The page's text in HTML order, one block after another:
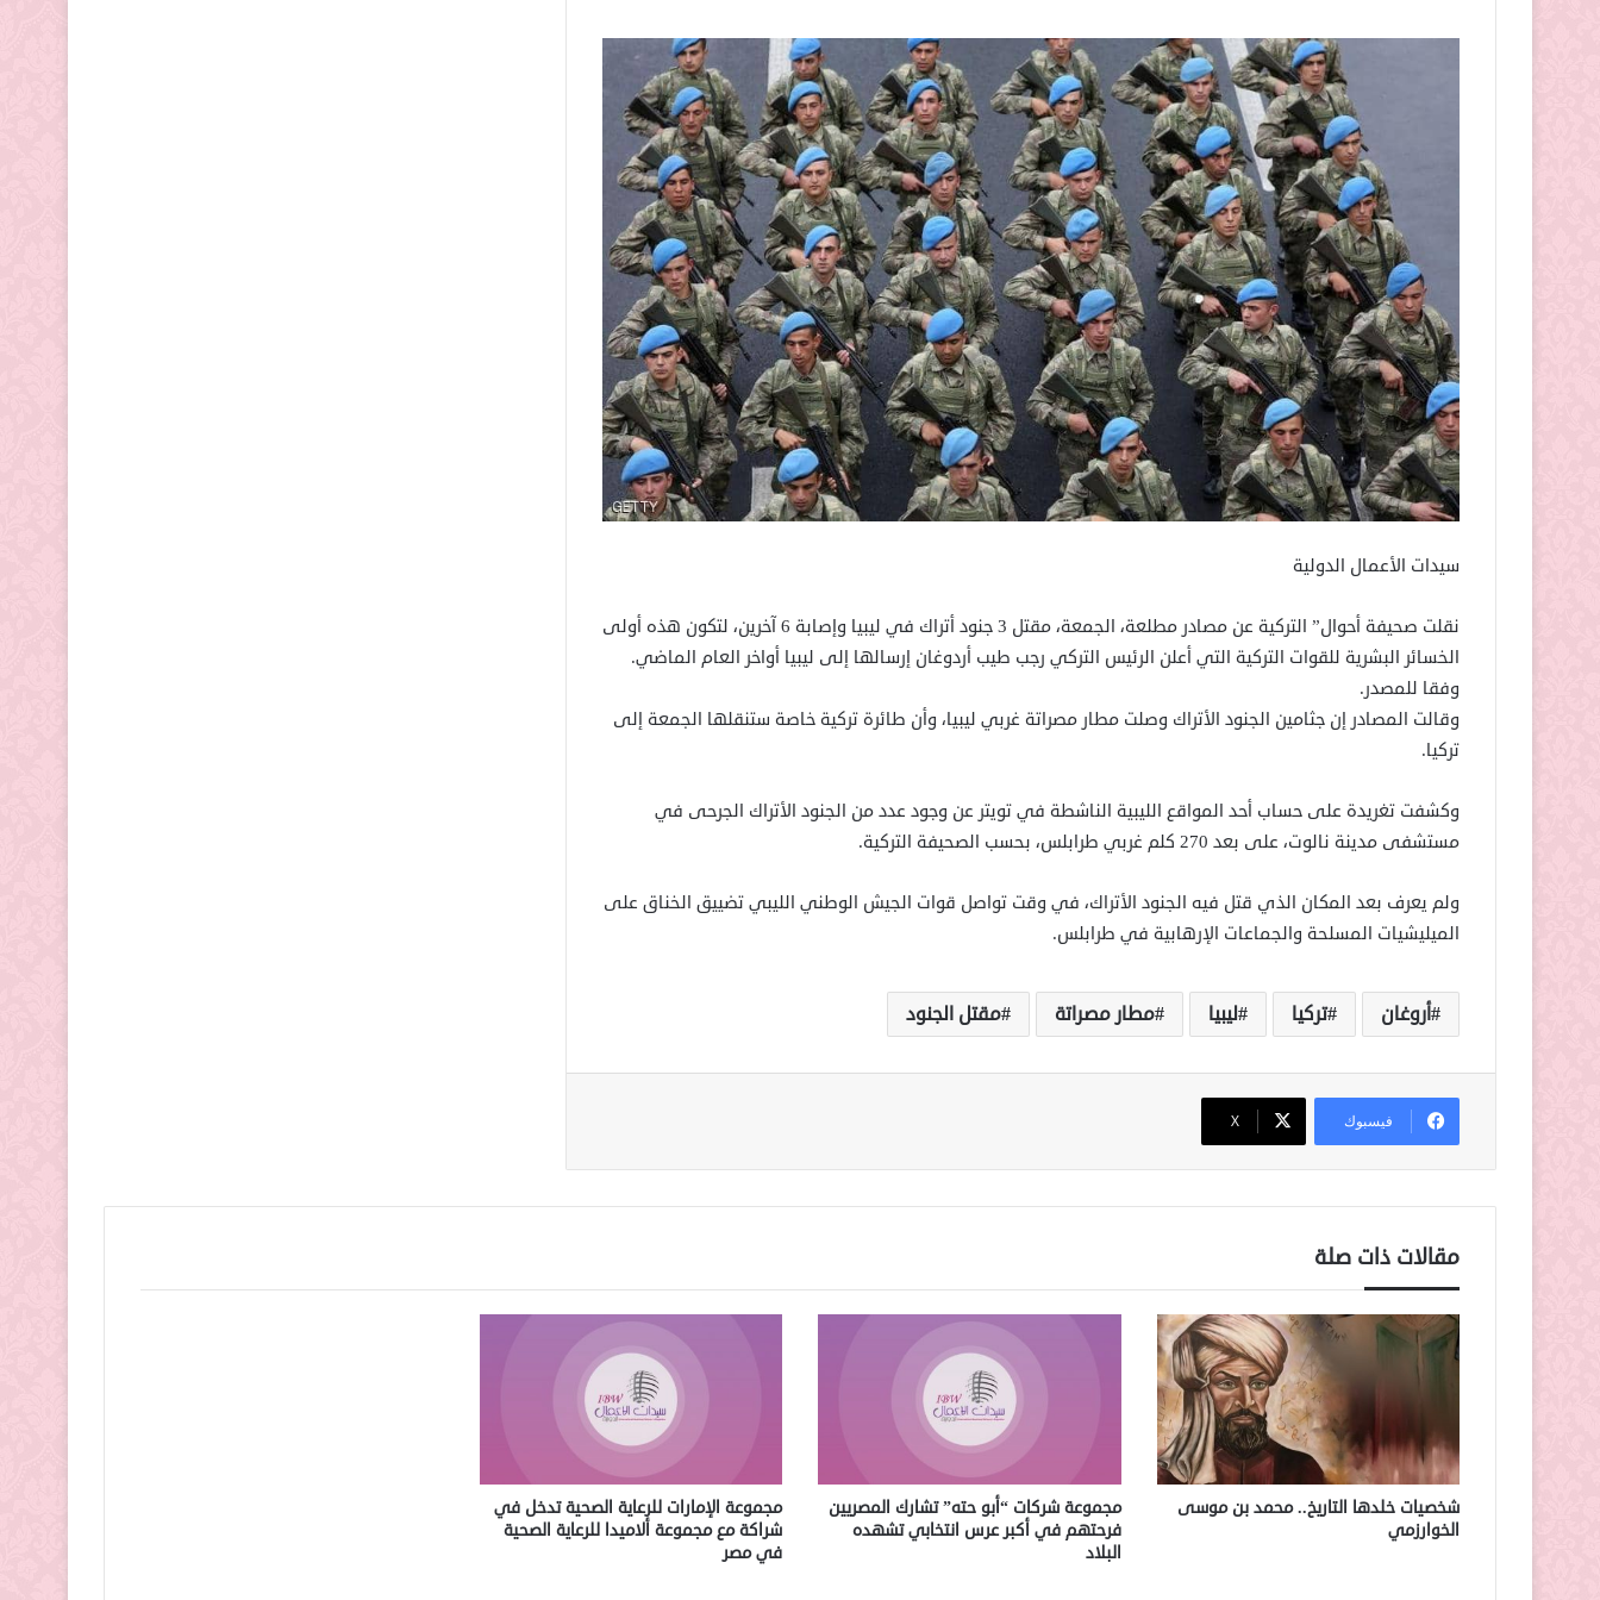
سيدات الأعمال الدولية
نقلت صحيفة أحوال” التركية عن مصادر مطلعة، الجمعة، مقتل 3 جنود أتراك في ليبيا وإصابة 6 آخرين، لتكون هذه أولى
الخسائر البشرية للقوات التركية التي أعلن الرئيس التركي رجب طيب أردوغان إرسالها إلى ليبيا أواخر العام الماضي.
وفقا للمصدر.
وقالت المصادر إن جثامين الجنود الأتراك وصلت مطار مصراتة غربي ليبيا، وأن طائرة تركية خاصة ستنقلها الجمعة إلى
تركيا.
وكشفت تغريدة على حساب أحد المواقع الليبية الناشطة في تويتر عن وجود عدد من الجنود الأتراك الجرحى في
مستشفى مدينة نالوت، على بعد 270 كلم غربي طرابلس، بحسب الصحيفة التركية.
ولم يعرف بعد المكان الذي قتل فيه الجنود الأتراك، في وقت تواصل قوات الجيش الوطني الليبي تضييق الخناق على
الميليشيات المسلحة والجماعات الإرهابية في طرابلس.
أروغان تركيا ليبيا مطار مصراتة مقتل الجنود
فيسبوك ‫X
مقالات ذات صلة
شخصيات خلدها التاريخ.. محمد بن موسى
الخوارزمي
مجموعة شركات “أبو حته” تشارك المصريين
فرحتهم في أكبر عرس انتخابي تشهده
البلاد
مجموعة الإمارات للرعاية الصحية تدخل في
شراكة مع مجموعة ألاميدا للرعاية الصحية
في مصر